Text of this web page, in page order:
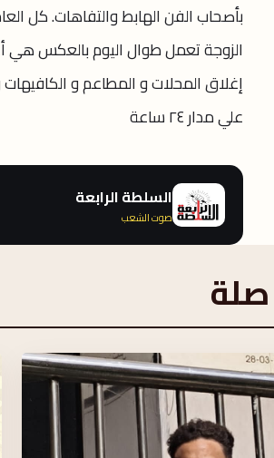
بأصحاب الفن الهابط والتفاهات. كل
الزوجة تعمل طوال اليوم بالعكس هي
إغلاق المحلات و المطاعم و
علي مدار ٢٤ ساعة
السلطة الرابعة
صوت الشعب
صلة